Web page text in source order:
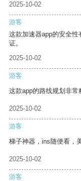
2025-10-02
游客
这款加速器app的安全
证。
2025-10-02
游客
这款app的路线规划非常
2025-10-02
游客
梯子神器，ins随便看，
2025-10-02
游客